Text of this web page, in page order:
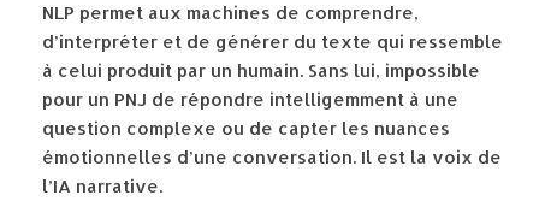
NLP permet aux machines de comprendre,
d’interpréter et de générer du texte qui ressemble
à celui produit par un humain. Sans lui, impossible
pour un PNJ de répondre intelligemment à une
question complexe ou de capter les nuances
émotionnelles d’une conversation. Il est la voix de
l’IA narrative.